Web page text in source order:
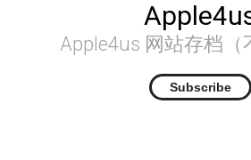
Apple4us 网站存档（
Subscribe